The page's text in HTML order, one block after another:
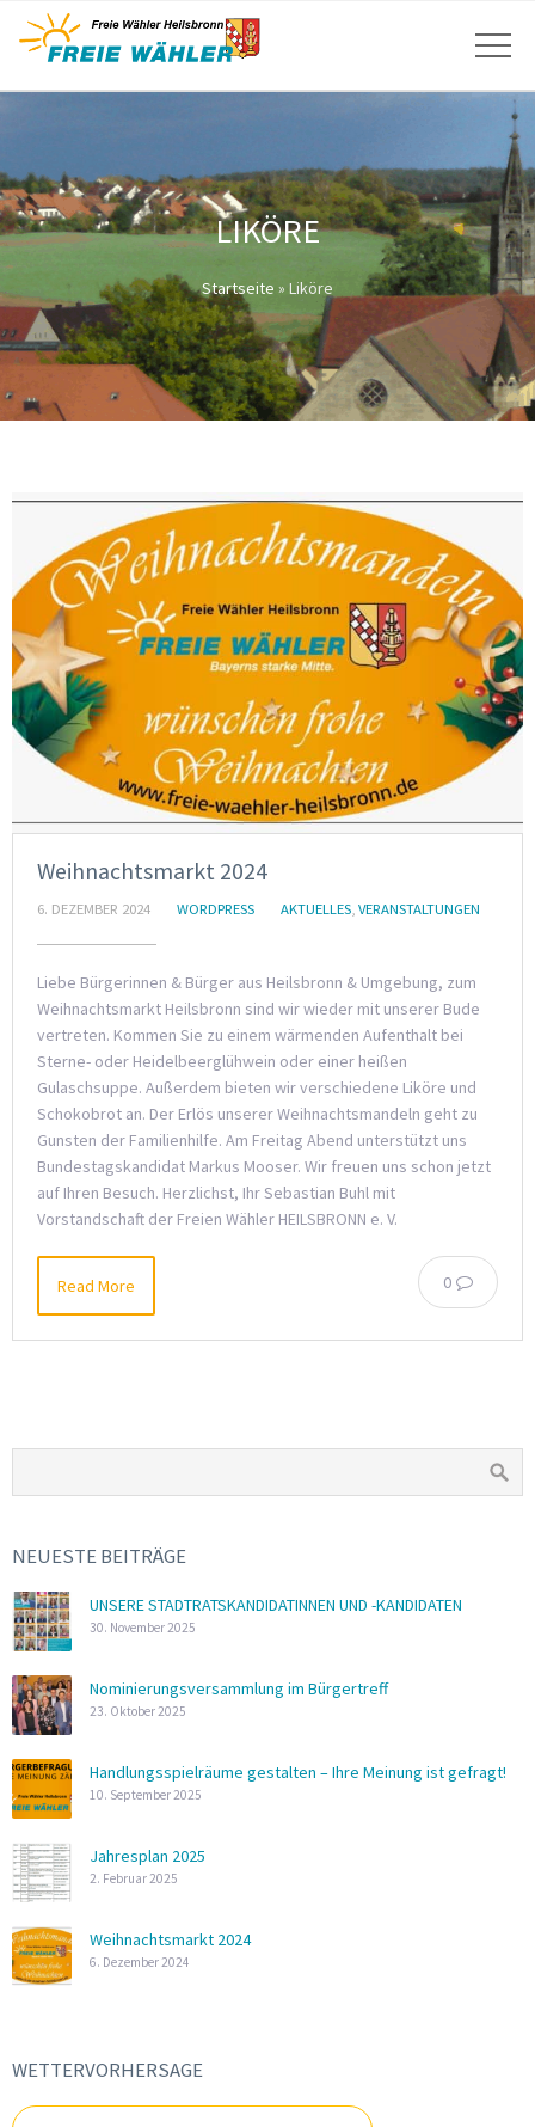
LIKÖRE
Startseite » Liköre
Weihnachtsmarkt 2024
6. DEZEMBER 2024 WORDPRESS AKTUELLES, VERANSTALTUNGEN
Liebe Bürgerinnen & Bürger aus Heilsbronn & Umgebung, zum
Weihnachtsmarkt Heilsbronn sind wir wieder mit unserer Bude
vertreten. Kommen Sie zu einem wärmenden Aufenthalt bei
Sterne- oder Heidelbeerglühwein oder einer heißen
Gulaschsuppe. Außerdem bieten wir verschiedene Liköre und
Schokobrot an. Der Erlös unserer Weihnachtsmandeln geht zu
Gunsten der Familienhilfe. Am Freitag Abend unterstützt uns
Bundestagskandidat Markus Mooser. Wir freuen uns schon jetzt
auf Ihren Besuch. Herzlichst, Ihr Sebastian Buhl mit
Vorstandschaft der Freien Wähler HEILSBRONN e. V.
0
Read More
NEUESTE BEITRÄGE
UNSERE STADTRATSKANDIDATINNEN UND -KANDIDATEN
30. November 2025
Nominierungsversammlung im Bürgertreff
23. Oktober 2025
Handlungsspielräume gestalten – Ihre Meinung ist gefragt!
10. September 2025
Jahresplan 2025
2. Februar 2025
Weihnachtsmarkt 2024
6. Dezember 2024
WETTERVORHERSAGE